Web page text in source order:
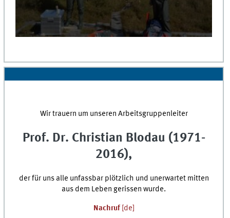
0
Wir trauern um unseren Arbeitsgruppenleiter
Prof. Dr. Christian Blodau (1971-
2016),
der für uns alle unfassbar plötzlich und unerwartet mitten
aus dem Leben gerissen wurde.
Nachruf[ de